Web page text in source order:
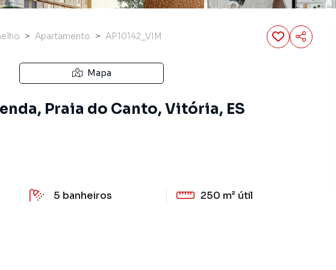
Apartamento AP10142_VIM
Mapa
Praia do Canto, Vitória, ES
5 banheiros 250 m² útil